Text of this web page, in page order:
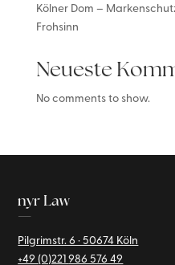
Kölner Dom –
Frohsinn
Neueste
No comments to show.
nyr Law
—
Pilgrimstr. 6 · 50674 Köln
+49 (0)221986 576 49